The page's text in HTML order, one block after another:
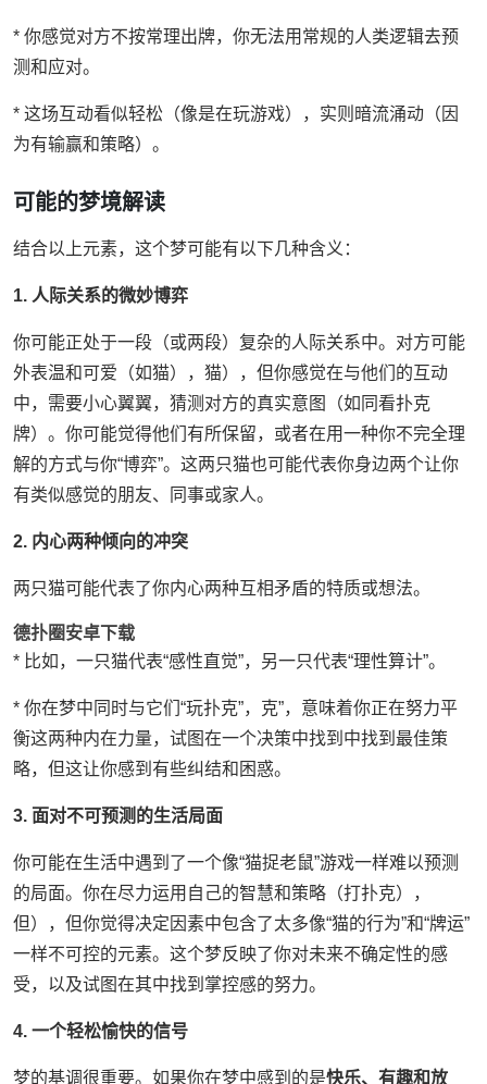
* 你感觉对方不按常理出牌，你无法用常规的人类逻辑去预
测和应对。
* 这场互动看似轻松（像是在玩游戏），实则暗流涌动（因
为有输赢和策略）。
可能的梦境解读
结合以上元素，这个梦可能有以下几种含义：
1. 人际关系的微妙博弈
你可能正处于一段（或两段）复杂的人际关系中。对方可能
外表温和可爱（如猫），猫），但你感觉在与他们的互动
中，需要小心翼翼，猜测对方的真实意图（如同看扑克
牌）。你可能觉得他们有所保留，或者在用一种你不完全理
解的方式与你“博弈”。这两只猫也可能代表你身边两个让你
有类似感觉的朋友、同事或家人。
2. 内心两种倾向的冲突
两只猫可能代表了你内心两种互相矛盾的特质或想法。
德扑圈安卓下载
* 比如，一只猫代表“感性直觉”，另一只代表“理性算计”。
* 你在梦中同时与它们“玩扑克”，克”，意味着你正在努力平
衡这两种内在力量，试图在一个决策中找到中找到最佳策
略，但这让你感到有些纠结和困惑。
3. 面对不可预测的生活局面
你可能在生活中遇到了一个像“猫捉老鼠”游戏一样难以预测
的局面。你在尽力运用自己的智慧和策略（打扑克），
但），但你觉得决定因素中包含了太多像“猫的行为”和“牌运”
一样不可控的元素。这个梦反映了你对未来不确定性的感
受，以及试图在其中找到掌控感的努力。
4. 一个轻松愉快的信号
梦的基调很重要。如果你在梦中感到的是快乐、有趣和放